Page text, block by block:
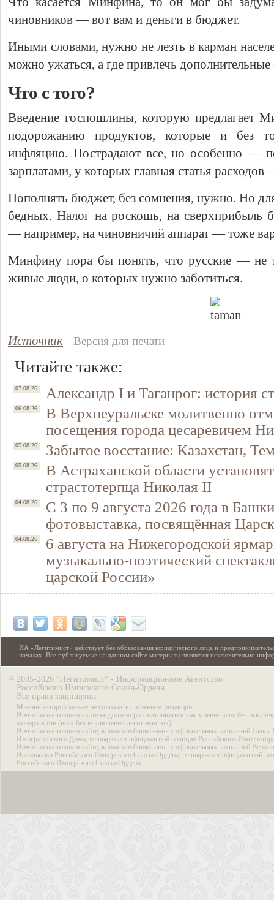
чиновников — вот вам и деньги в бюджет.
Иными словами, нужно не лезть в карман
можно ужаться, а где привлечь дополнительные
Что с того?
Введение госпошлины, которую предлагает
подорожанию продуктов, которые и без
инфляцию. Пострадают все, но особенно —
зарплатами, у которых главная статья
Пополнять бюджет, без сомнения, нужно. Но для
бедных. Налог на роскошь, на сверхприбыль
— например, на чиновничий аппарат — тоже
Минфину пора бы понять, что русские — не
живые люди, о которых нужно заботиться.
Источник Версия для печати
Читайте также:
07.08.26 Александр I и Таганрог: история
06.08.26
В Верхнеуральске молитвенно
посещения города цесаревичем
05.08.26 Забытое восстание: Казахстан,
05.08.26
В Астраханской области
страстотерпца Николая II
04.08.26
С 3 по 9 августа 2026 года в
фотовыставка, посвящённая
04.08.26
6 августа на Нижегородской
музыкально-поэтический
царской России»
ИА «Легитимист» действует без образования юридического лица и
началах. Все публикуемые на данном сайте материалы являются исключительно
© 2005-2026 “Легитимист” - Информационное Агентство
Российского Имперского Союза-Ордена.
Все права защищены.
Мнение авторов может не совпадать с мнением редакции.
Ничто на настоящем сайте не должно рассматриваться как мнение всех без
монархистов (всех без исключения легитимистов).
Ничто на настоящем сайте, кроме опубликованных официальных заявлений Главы
Императорского Дома, не выражает официальной позиции Российского
Ничто на настоящем сайте, кроме опубликованных официальных заявлений
Начальника Российского Имперского Союза-Ордена, не выражает официальной
Российского Имперского Союза-Ордена.